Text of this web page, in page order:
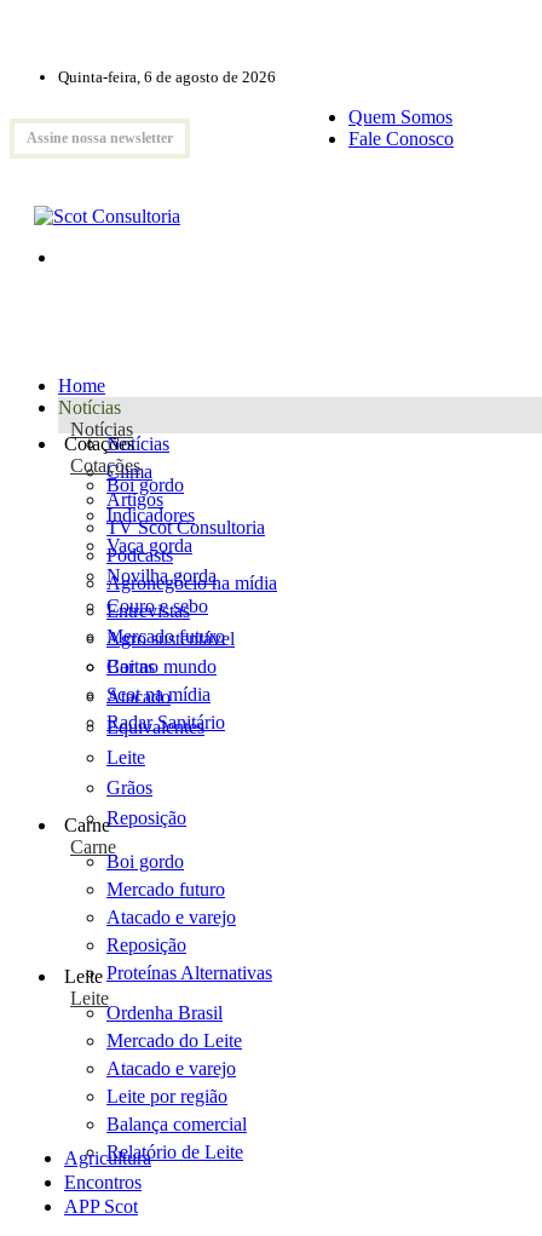
Quinta-feira, 6 de agosto de 2026
Assine nossa newsletter
Quem Somos
Fale Conosco
Home
Notícias
Notícias
Notícias
Clima
Artigos
TV Scot Consultoria
Podcasts
Agronegócio na mídia
Entrevistas
Agro sustentável
Cartas
Scot na mídia
Radar Sanitário
Cotações
Cotações
Boi gordo
Indicadores
Vaca gorda
Novilha gorda
Couro e sebo
Mercado futuro
Boi no mundo
Atacado
Equivalentes
Leite
Grãos
Reposição
Carne
Carne
Boi gordo
Mercado futuro
Atacado e varejo
Reposição
Proteínas Alternativas
Leite
Leite
Ordenha Brasil
Mercado do Leite
Atacado e varejo
Leite por região
Balança comercial
Relatório de Leite
Agricultura
Encontros
APP Scot